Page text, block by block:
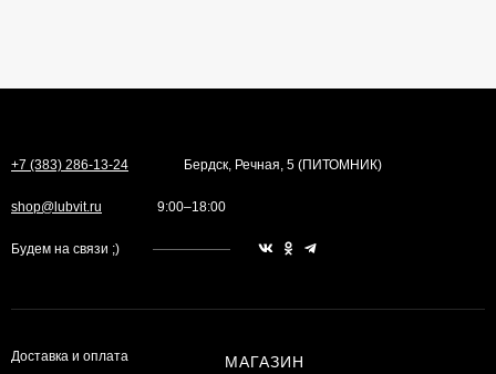
+7 (383) 286-13-24 Бердск, Речная, 5 (ПИТОМНИК)
shop@lubvit.ru 9:00–18:00
Будем на связи ;)
Доставка и оплата
МАГАЗИН